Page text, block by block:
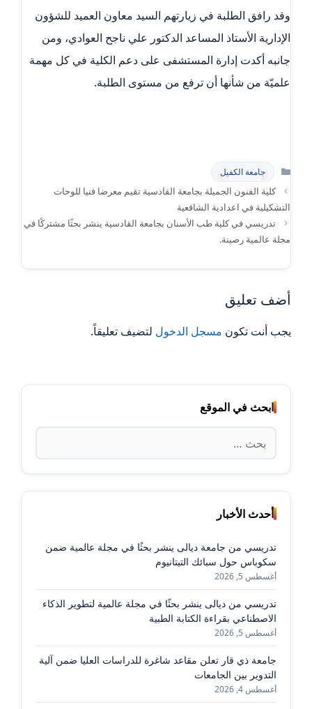
وقد رافق الطلبة في زيارتهم السيد معاون العميد للشؤون
الإدارية الأستاذ المساعد الدكتور علي ناجح العوادي، ومن
جانبه أكدت إدارة المستشفى على دعم الكلية في كل مهمة
علميّة من شأنها أن ترفع من مستوى الطلبة.
التصنيفات
جامعة الكفيل
كلية الفنون الجميلة بجامعة القادسية تقيم معرضا فنيا للوحات
التشكيلية في اعدادية الشافعية
تدريسي في كلية طب الأسنان بجامعة القادسية ينشر بحثًا مشتركًا في
مجلة عالمية رصينة.
أضف تعليق
يجب أنت تكون مسجل الدخول لتضيف تعليقاً.
ابحث في الموقع
البحث
عن:
أحدث الأخبار
تدريسي من جامعة ديالى ينشر بحثًا في مجلة عالمية ضمن
سكوباس حول سبائك التيتانيوم
أغسطس 5, 2026
تدريسي من ديالى ينشر بحثًا في مجلة عالمية لتطوير الذكاء
الاصطناعي بقراءة الكتابة الطبية
أغسطس 5, 2026
جامعة ذي قار تعلن مقاعد شاغرة للدراسات العليا ضمن آلية
التدوير بين الجامعات
أغسطس 4, 2026